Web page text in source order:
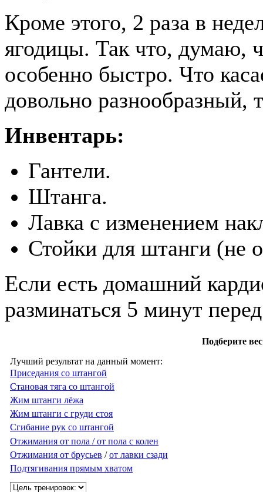
Кроме этого, 2 раза в
ягодицы. Так что, думаю,
особенно быстро. Что
довольно разнообразный,
Инвентарь:
Гантели.
Штанга.
Лавка с изменением
Стойки для штанги (не
Если есть домашний
разминаться 5 минут
Подберите
Лучший результат на данный момент:
Приседания со штангой
Становая тяга со штангой
Жим штанги лёжа
Жим штанги с груди стоя
Сгибание рук со штангой
Отжимания от пола / от пола с колен
Отжимания от брусьев /от лавки сзади
Подтягивания прямым хватом